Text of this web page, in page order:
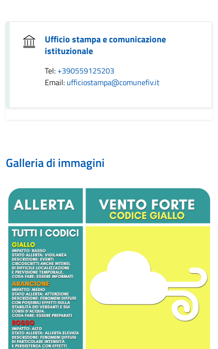
Ufficio stampa e comunicazione
istituzionale
Tel: +390559125203
Email: ufficiostampa@comunefiv.it
Galleria di immagini